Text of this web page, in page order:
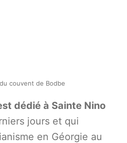
couvent de Bodbe
dédié à Sainte Nino
jours et qui
en Géorgie au